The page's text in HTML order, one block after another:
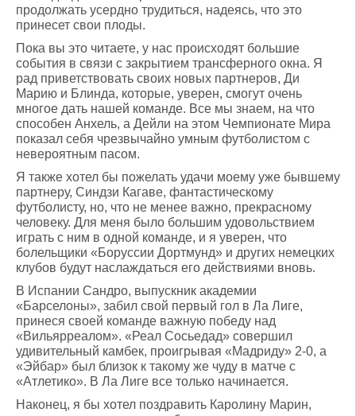
продолжать усердно трудиться, надеясь, что это
принесет свои плоды.
Пока вы это читаете, у нас происходят большие
события в связи с закрытием трансферного окна. Я
рад приветствовать своих новых партнеров, Ди
Марию и Блинда, которые, уверен, смогут очень
многое дать нашей команде. Все мы знаем, на что
способен Анхель, а Дейли на этом Чемпионате Мира
показал себя чрезвычайно умным футболистом с
невероятным пасом.
Я также хотел бы пожелать удачи моему уже бывшему
партнеру, Синдзи Кагаве, фантастическому
футболисту, но, что не менее важно, прекрасному
человеку. Для меня было большим удовольствием
играть с ним в одной команде, и я уверен, что
болельщики «Боруссии Дортмунд» и других немецких
клубов будут наслаждаться его действиями вновь.
В Испании Сандро, выпускник академии
«Барселоны», забил свой первый гол в Ла Лиге,
принеся своей команде важную победу над
«Вильярреалом». «Реал Сосьедад» совершил
удивительный камбек, проигрывая «Мадриду» 2-0, а
«Эйбар» был близок к такому же чуду в матче с
«Атлетико». В Ла Лиге все только начинается.
Наконец, я бы хотел поздравить Каролину Марин,